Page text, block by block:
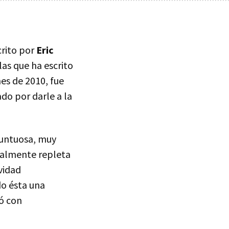
por Eric
que ha escrito
de 2010, fue
por darle a la
muy
repleta
ésta una
con